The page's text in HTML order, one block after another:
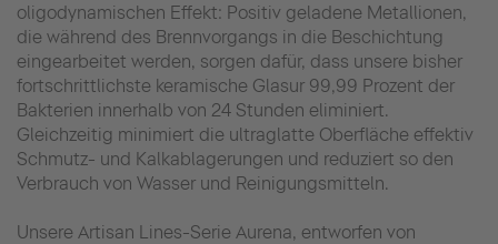
oligodynamischen Effekt: Positiv geladene Metallionen,
die während des Brennvorgangs in die Beschichtung
eingearbeitet werden, sorgen dafür, dass unsere bisher
fortschrittlichste keramische Glasur 99,99 Prozent der
Bakterien innerhalb von 24 Stunden eliminiert.
Gleichzeitig minimiert die ultraglatte Oberfläche effektiv
Schmutz- und Kalkablagerungen und reduziert so den
Verbrauch von Wasser und Reinigungsmitteln.
Unsere Artisan Lines-Serie Aurena, entworfen von